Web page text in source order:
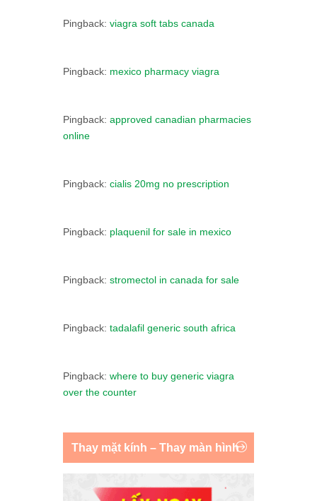
Pingback: viagra soft tabs canada
Pingback: mexico pharmacy viagra
Pingback: approved canadian pharmacies
online
Pingback: cialis 20mg no prescription
Pingback: plaquenil for sale in mexico
Pingback: stromectol in canada for sale
Pingback: tadalafil generic south africa
Pingback: where to buy generic viagra
over the counter
Thay mặt kính – Thay màn hình